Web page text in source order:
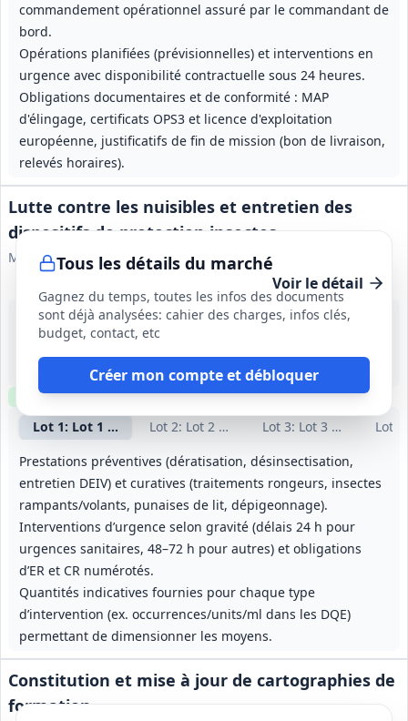
commandement opérationnel assuré par le commandant de
bord.
Opérations planifiées (prévisionnelles) et interventions en
urgence avec disponibilité contractuelle sous 24 heures.
Obligations documentaires et de conformité : MAP
d'élingage, certificats OPS3 et licence d'exploitation
européenne, justificatifs de fin de mission (bon de livraison,
relevés horaires).
Tous les détails du marché
Gagnez du temps, toutes les infos des documents
sont déjà analysées: cahier des charges, infos clés,
budget, contact, etc
Créer mon compte et débloquer
Lutte contre les nuisibles et entretien des
dispositifs de protection insectes
Ministère des Armées
Voir le détail
Lot 1: Lot 1 — GSC Toulon / HNIA Toulon
Lot 2: Lot 2 — GSC Saint‑Christol
Lot 3: Lot 3 — GSCLot
Prestations préventives (dératisation, désinsectisation,
entretien DEIV) et curatives (traitements rongeurs, insectes
rampants/volants, punaises de lit, dépigeonnage).
Interventions d’urgence selon gravité (délais 24 h pour
urgences sanitaires, 48–72 h pour autres) et obligations
d’ER et CR numérotés.
Quantités indicatives fournies pour chaque type
d’intervention (ex. occurrences/units/ml dans les DQE)
permettant de dimensionner les moyens.
18 août 2026
Multiples (régions couvertes par les GSC indiqués)
Clause environnementale Visiteoptionnelle
Constitution et mise à jour de cartographies de
formation